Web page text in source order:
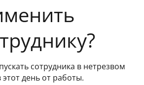
сотрудника в нетрезвом
день от работы.